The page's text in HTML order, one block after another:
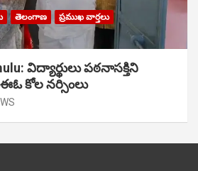
తెలంగాణ
ప్రముఖ వార్తలు
విద్యార్థులు పఠ‌నాసక్తిని
కోల నర్సింలు